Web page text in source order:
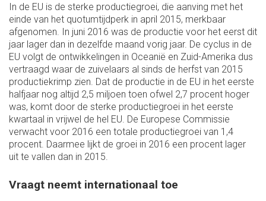
In de EU is de sterke productiegroei, die aanving met het
einde van het quotumtijdperk in april 2015, merkbaar
afgenomen. In juni 2016 was de productie voor het eerst dit
jaar lager dan in dezelfde maand vorig jaar. De cyclus in de
EU volgt de ontwikkelingen in Oceanië en Zuid-Amerika dus
vertraagd waar de zuivelaars al sinds de herfst van 2015
productiekrimp zien. Dat de productie in de EU in het eerste
halfjaar nog altijd 2,5 miljoen toen ofwel 2,7 procent hoger
was, komt door de sterke productiegroei in het eerste
kwartaal in vrijwel de hel EU. De Europese Commissie
verwacht voor 2016 een totale productiegroei van 1,4
procent. Daarmee lijkt de groei in 2016 een procent lager
uit te vallen dan in 2015.
Vraagt neemt internationaal toe